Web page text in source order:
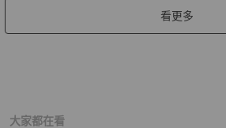
看更多
大家都在看